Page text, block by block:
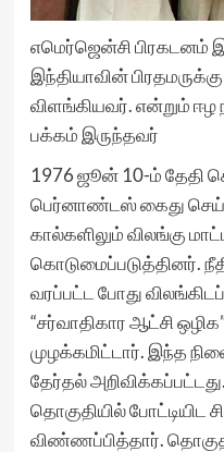
எமெர்ஜென்சி பிரகடனம்
இந்தியாவின்
விளங்கியவர். என்றும்
பக்கம் இருந்தவர்
1976 ஜூன் 10-ம் தேதி
பெர்னாண்டஸ் கைது
கால்களிலும் விலங்கு
கொடுமைப்படுத்தினர்.
வரப்பட்ட போது
“சர்வாதிகார ஆட்சி
முழக்கமிட்டார். இந்த
தேர்தல்
தொகுதியில் போட்டியிட
விண்ணப்பித்தார்.